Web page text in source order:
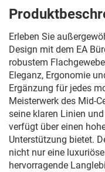
Erleben Sie
Design mit dem EA
robustem
Eleganz, Ergonomie
Ergänzung für jedes
Meisterwerk des Mid-
seine klaren Linien
verfügt über einen
Unterstützung bietet.
nicht nur eine
hervorragende